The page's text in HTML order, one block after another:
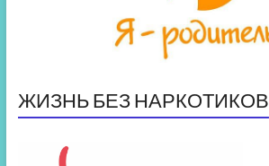
ЖИЗНЬ БЕЗ НАРКОТИКОВ